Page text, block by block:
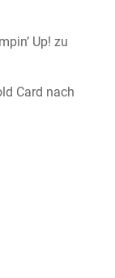
Up! zu
Card nach